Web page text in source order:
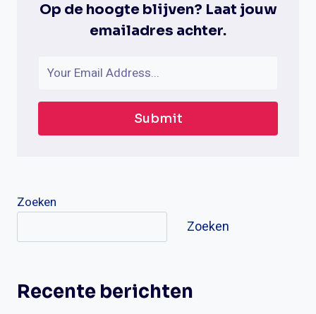
Op de hoogte blijven? Laat jouw
emailadres achter.
Submit
Zoeken
Zoeken
Recente berichten